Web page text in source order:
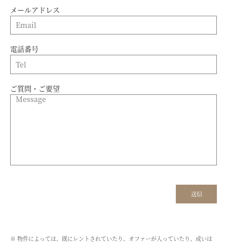
メールアドレス
電話番号
ご質問・ご要望
※ 物件によっては、既にレントされていたり、オファーが入っていたり、或いは